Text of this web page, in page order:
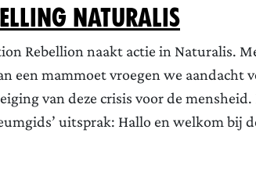
Naturalis
Rebellion naakt actie in Naturalis.
een mammoet vroegen we aandacht
van deze crisis voor de mensheid.
uitsprak: Hallo en welkom bij